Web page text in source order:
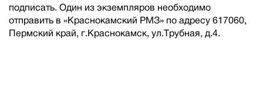
подписать. Один из экземпляров необходимо
отправить в «Краснокамский РМЗ» по адресу 617060,
Пермский край, г.Краснокамск, ул.Трубная, д.4.